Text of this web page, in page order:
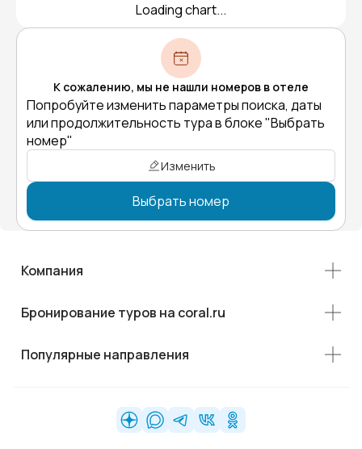
Loading chart...
К сожалению, мы не нашли номеров в отеле
Попробуйте изменить параметры поиска, даты
или продолжительность тура в блоке "Выбрать
номер"
Изменить
Выбрать номер
Компания
Бронирование туров на coral.ru
Популярные направления